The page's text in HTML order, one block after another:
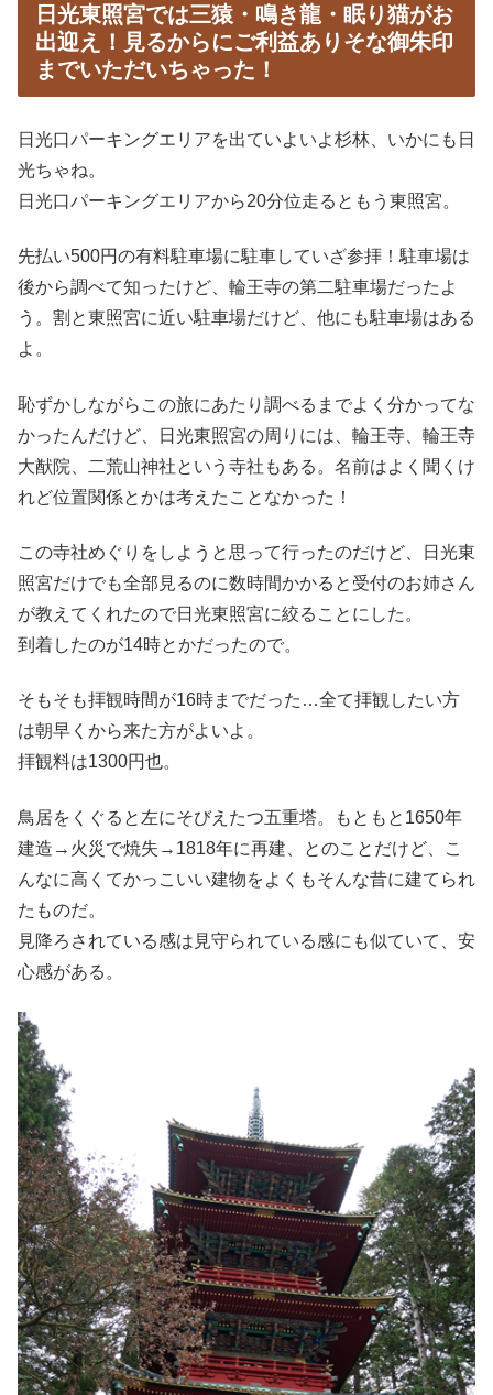
日光東照宮では三猿・鳴き龍・眠り猫がお
出迎え！見るからにご利益ありそな御朱印
までいただいちゃった！
日光口パーキングエリアを出ていよいよ杉林、いかにも日
光ちゃね。
日光口パーキングエリアから20分位走るともう東照宮。
先払い500円の有料駐車場に駐車していざ参拝！駐車場は
後から調べて知ったけど、輪王寺の第二駐車場だったよ
う。割と東照宮に近い駐車場だけど、他にも駐車場はある
よ。
恥ずかしながらこの旅にあたり調べるまでよく分かってな
かったんだけど、日光東照宮の周りには、輪王寺、輪王寺
大猷院、二荒山神社という寺社もある。名前はよく聞くけ
れど位置関係とかは考えたことなかった！
この寺社めぐりをしようと思って行ったのだけど、日光東
照宮だけでも全部見るのに数時間かかると受付のお姉さん
が教えてくれたので日光東照宮に絞ることにした。
到着したのが14時とかだったので。
そもそも拝観時間が16時までだった…全て拝観したい方
は朝早くから来た方がよいよ。
拝観料は1300円也。
鳥居をくぐると左にそびえたつ五重塔。もともと1650年
建造→火災で焼失→1818年に再建、とのことだけど、こ
んなに高くてかっこいい建物をよくもそんな昔に建てられ
たものだ。
見降ろされている感は見守られている感にも似ていて、安
心感がある。